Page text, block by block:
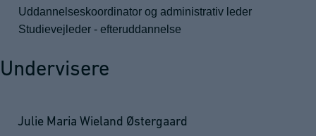
Uddannelseskoordinator og administrativ leder
Studievejleder - efteruddannelse
Undervisere
Julie Maria Wieland Østergaard